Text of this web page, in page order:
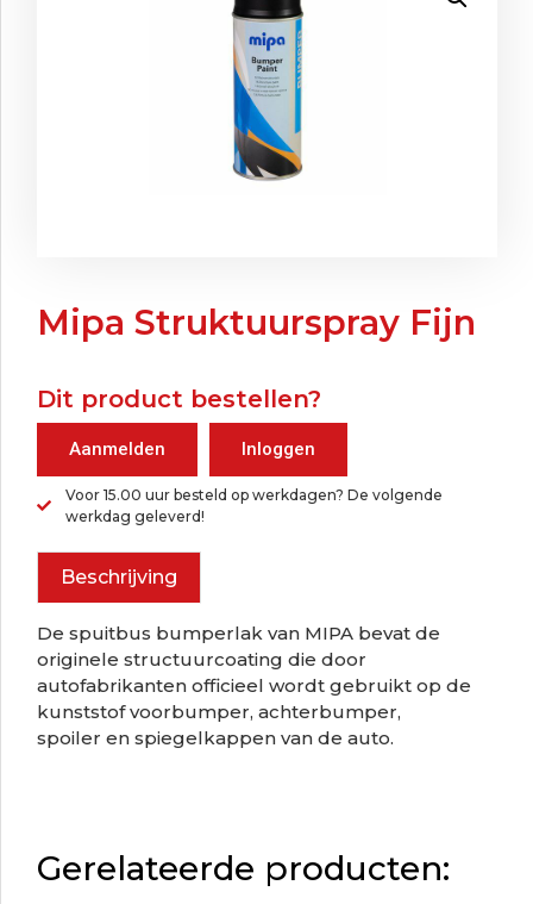
Mipa Struktuurspray Fijn
Dit product bestellen?
Aanmelden Inloggen
Voor 15.00 uur besteld op werkdagen? De volgende
werkdag geleverd!
Beschrijving
De spuitbus bumperlak van MIPA bevat de
originele structuurcoating die door
autofabrikanten officieel wordt gebruikt op de
kunststof voorbumper, achterbumper,
spoiler en spiegelkappen van de auto.
Gerelateerde producten: